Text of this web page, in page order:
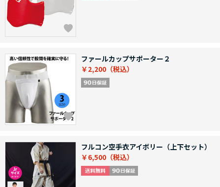
ファールカップサポーター２
￥2,200
フルコン空手衣アイボリー（上下セット）
￥6,500